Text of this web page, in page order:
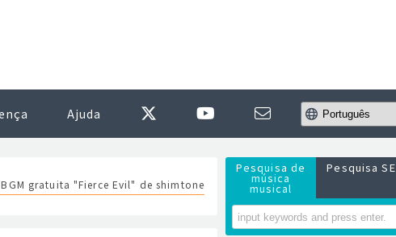
Ajuda
gratuita "Fierce Evil" de shimtone
Pesquisa de
música
musical
Pesquisa SE